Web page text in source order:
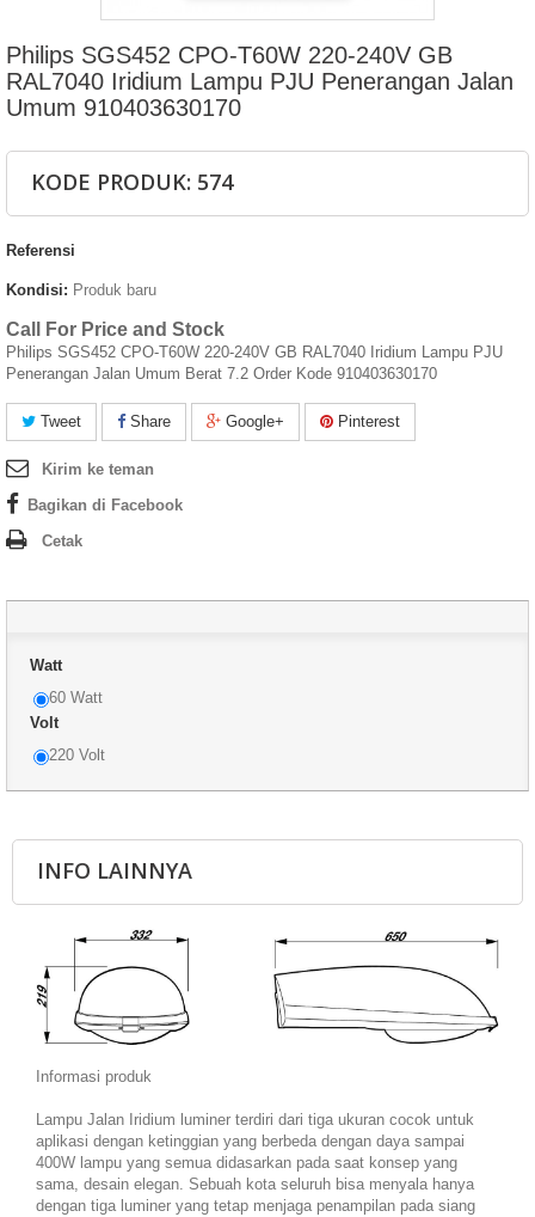
Philips SGS452 CPO-T60W 220-240V GB
RAL7040 Iridium Lampu PJU Penerangan Jalan
Umum 910403630170
KODE PRODUK: 574
Referensi
Kondisi: Produk baru
Call For Price and Stock
Philips SGS452 CPO-T60W 220-240V GB RAL7040 Iridium Lampu PJU
Penerangan Jalan Umum Berat 7.2 Order Kode 910403630170
Tweet Share Google+ Pinterest
Kirim ke teman
Bagikan di Facebook
Cetak
Watt
60 Watt
Volt
220 Volt
INFO LAINNYA
Informasi produk
Lampu Jalan Iridium luminer terdiri dari tiga ukuran cocok untuk
aplikasi dengan ketinggian yang berbeda dengan daya sampai
400W lampu yang semua didasarkan pada saat konsep yang
sama, desain elegan. Sebuah kota seluruh bisa menyala hanya
dengan tiga luminer yang tetap menjaga penampilan pada siang